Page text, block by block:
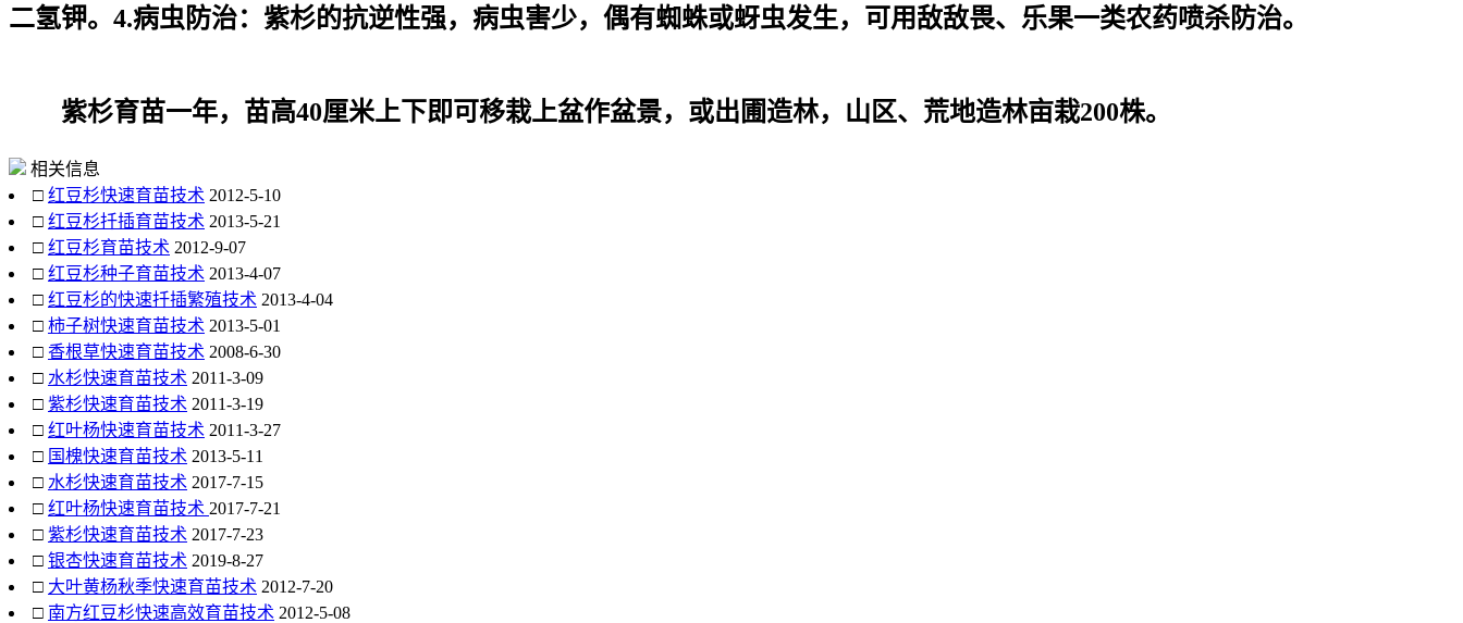
二氢钾。4.病虫防治：紫杉的抗逆性强，病虫害少，偶有蜘蛛或蚜虫发生，可用敌敌畏、乐果一类农药喷杀防治。
紫杉育苗一年，苗高40厘米上下即可移栽上盆作盆景，或出圃造林，山区、荒地造林亩栽200株。
相关信息
□ 红豆杉快速育苗技术 2012-5-10
□ 红豆杉扦插育苗技术 2013-5-21
□ 红豆杉育苗技术 2012-9-07
□ 红豆杉种子育苗技术 2013-4-07
□ 红豆杉的快速扦插繁殖技术 2013-4-04
□ 柿子树快速育苗技术 2013-5-01
□ 香根草快速育苗技术 2008-6-30
□ 水杉快速育苗技术 2011-3-09
□ 紫杉快速育苗技术 2011-3-19
□ 红叶杨快速育苗技术 2011-3-27
□ 国槐快速育苗技术 2013-5-11
□ 水杉快速育苗技术 2017-7-15
□ 红叶杨快速育苗技术 2017-7-21
□ 紫杉快速育苗技术 2017-7-23
□ 银杏快速育苗技术 2019-8-27
□ 大叶黄杨秋季快速育苗技术 2012-7-20
□ 南方红豆杉快速高效育苗技术 2012-5-08